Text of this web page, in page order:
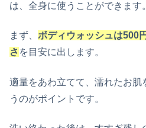
は、全身に使うことができます。
まず、 ボディウォッシュは500
さ を目安に出します。
適量をあわ立てて、濡れたお
うのがポイントです。